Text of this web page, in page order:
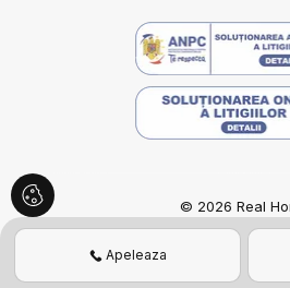
Apeleaza
© 2026 Real
Tehnologie cu viziune